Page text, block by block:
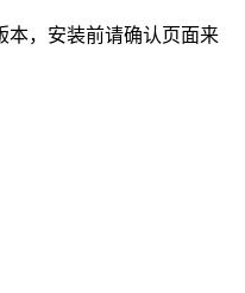
本，安装前请确认页面来